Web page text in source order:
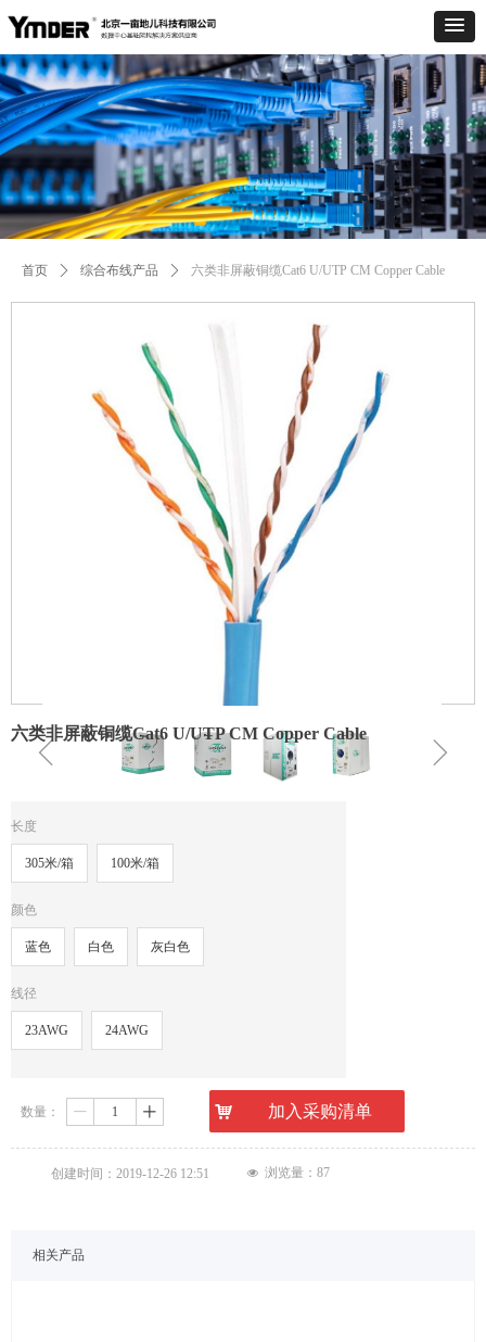
首页 ꄲ 综合布线产品 ꄲ 六类非屏蔽铜缆Cat6 U/UTP CM Copper Cable
六类非屏蔽铜缆Cat6 U/UTP CM Copper Cable
创建时间： 2019-12-26 12:51
长度
305米/箱 100米/箱
颜色
蓝色 白色 灰白色
线径
23AWG 24AWG
넶 浏览量： 87
数量： ꄷ ꄸ
相关产品
Control Render
ControlType:productSlideBind Error:未将对象引用设置到对象的实例。
낙 加入采购清单
ꁆ ꁇ